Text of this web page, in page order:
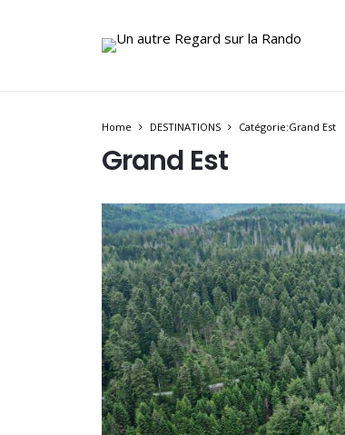
Home DESTINATIONS Catégorie:Grand Est
Grand Est